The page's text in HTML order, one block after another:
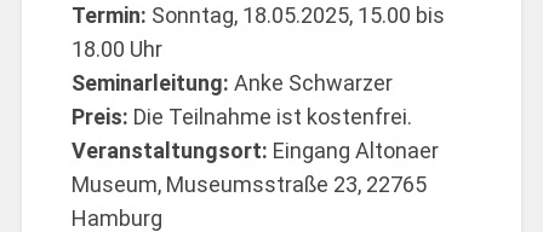
Termin: Sonntag, 18.05.2025, 15.00 bis
18.00 Uhr
Seminarleitung:Anke Schwarzer
Preis: Die Teilnahme ist kostenfrei.
Veranstaltungsort: Eingang Altonaer
Museum, Museumsstraße 23, 22765
Hamburg